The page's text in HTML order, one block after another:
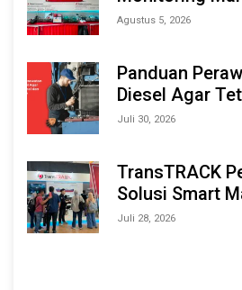
Berbasis AI &
Agustus 5, 2026
Panduan
Diesel Agar
Tahan Lama
Juli 30, 2026
TransTRACK
Solusi Smart
Monitoring
Juli 28, 2026